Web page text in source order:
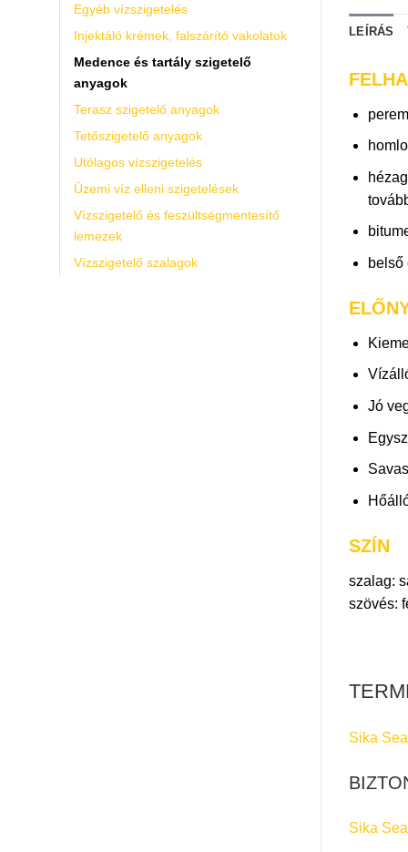
Egyéb vízszigetelés
Injektáló krémek, falszárító vakolatok
Medence és tartály szigetelő
anyagok
Terasz szigetelő anyagok
Tetőszigetelő anyagok
Utólagos vízszigetelés
Üzemi víz elleni szigetelések
Vízszigetelő és feszültségmentesítő
lemezek
Vízszigetelő szalagok
LEÍRÁS
belső
Jó
SZÍN
szalag:
szövés:
Sika
Sika